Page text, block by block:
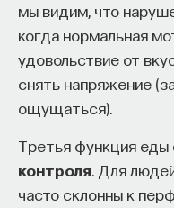
мы видим, что
когда нормальная
удовольствие от
снять напряжение
ощущаться).
Третья функция еды
контроля . Для
часто склонны к